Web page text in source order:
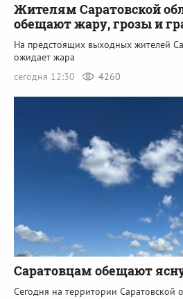
Жителям Саратовской
обещают жару, грозы и
На предстоящих выходных жителей
ожидает жара
сегодня 12:30
4260
Саратовцам обещают
Сегодня на территории Саратовской